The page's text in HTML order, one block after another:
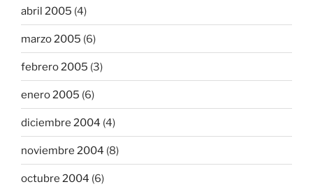
abril 2005 (4)
marzo 2005 (6)
febrero 2005 (3)
enero 2005 (6)
diciembre 2004 (4)
noviembre 2004 (8)
octubre 2004 (6)